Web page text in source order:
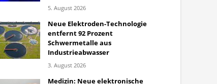
5. August 2026
Neue Elektroden-Technologie
entfernt 92 Prozent
Schwermetalle aus
Industrieabwasser
3. August 2026
Medizin: Neue elektronische